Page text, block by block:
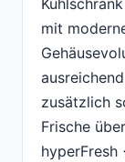
mit
zusätzlich
Frische
hyperFresh